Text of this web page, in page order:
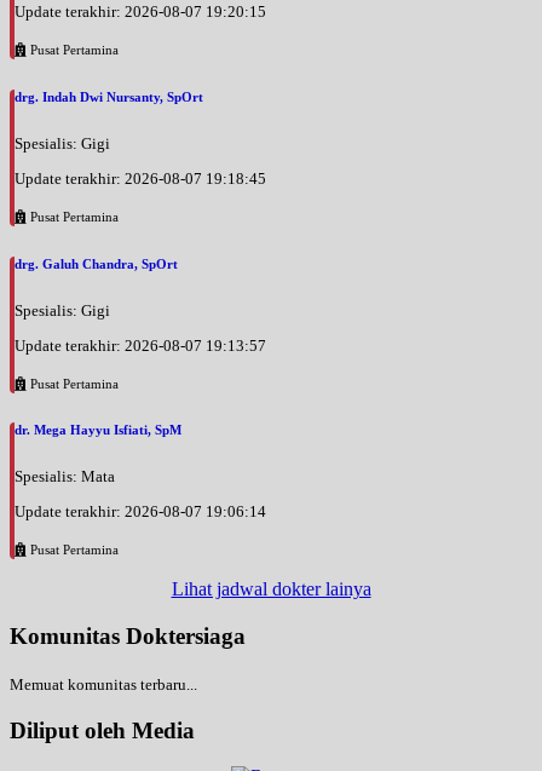
Update terakhir: 2026-08-07 19:20:15
Pusat Pertamina
drg. Indah Dwi Nursanty, SpOrt
Spesialis: Gigi
Update terakhir: 2026-08-07 19:18:45
Pusat Pertamina
drg. Galuh Chandra, SpOrt
Spesialis: Gigi
Update terakhir: 2026-08-07 19:13:57
Pusat Pertamina
dr. Mega Hayyu Isfiati, SpM
Spesialis: Mata
Update terakhir: 2026-08-07 19:06:14
Pusat Pertamina
Lihat jadwal dokter lainya
Komunitas Doktersiaga
Memuat komunitas terbaru...
Diliput oleh Media